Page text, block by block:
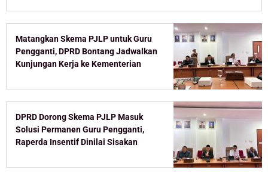
Matangkan Skema PJLP untuk Guru
Pengganti, DPRD Bontang Jadwalkan
Kunjungan Kerja ke Kementerian
DPRD Dorong Skema PJLP Masuk
Solusi Permanen Guru Pengganti,
Raperda Insentif Dinilai Sisakan